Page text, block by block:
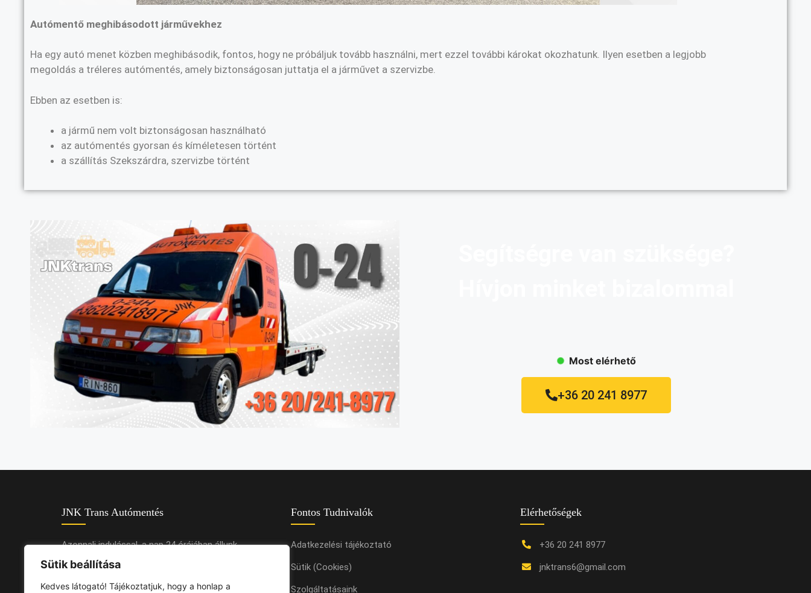
Sütik beállítása
Kedves látogató! Tájékoztatjuk, hogy a honlap a
Autómentő meghibásodott járművekhez
Ha egy autó menet közben meghibásodik, fontos, hogy ne próbáljuk tovább használni, mert ezzel további károkat okozhatunk. Ilyen esetben a legjobb
megoldás a tréleres autómentés, amely biztonságosan juttatja el a járművet a szervizbe.
Ebben az esetben is:
a jármű nem volt biztonságosan használható
az autómentés gyorsan és kíméletesen történt
a szállítás Szekszárdra, szervizbe történt
Most elérhető
+36 20 241 8977
JNK Trans Autómentés
Azonnali indulással, a nap 24 órájában állunk
rendelkezésére. Professzionális csapatunkkal és modern
Fontos Tudnivalók
Adatkezelési tájékoztató
Sütik (Cookies)
Szolgáltatásaink
Elérhetőségek
+36 20 241 8977
jnktrans6@gmail.com